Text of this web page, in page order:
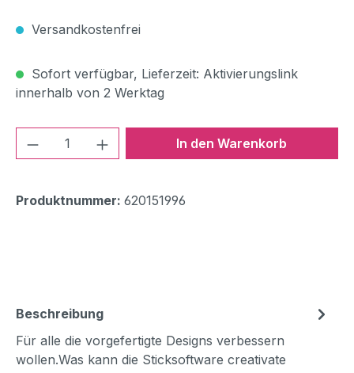
Versandkostenfrei
Sofort verfügbar, Lieferzeit: Aktivierungslink
innerhalb von 2 Werktag
Produkt Anzahl: Gib denIn den Warenkorb
Produktnummer: 620151996
Beschreibung
Für alle die vorgefertigte Designs verbessern
wollen.Was kann die Sticksoftware creativate